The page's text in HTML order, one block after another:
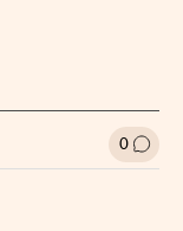
0 Ir a